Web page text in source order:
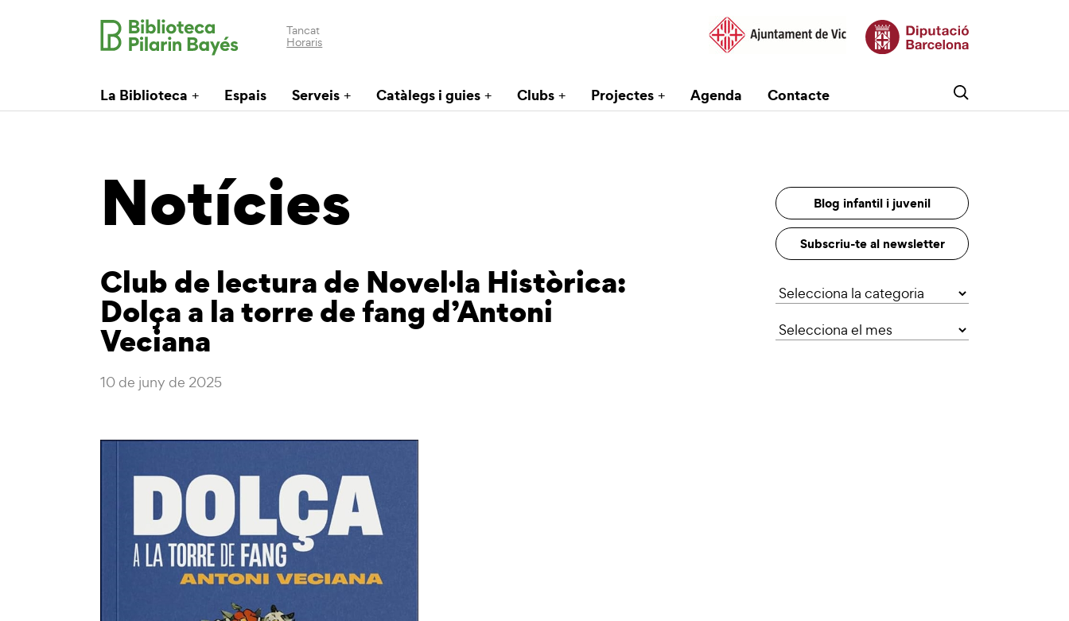
Tancat
Horaris
La Biblioteca Espais Serveis Catàlegs i guies Clubs Projectes Agenda Contacte
Notícies Blog infantil i juvenil
Subscriu-te al newsletter
Club de lectura de Novel·la Històrica:
Dolça a la torre de fang d’Antoni
Veciana
10 de juny de 2025
Categories